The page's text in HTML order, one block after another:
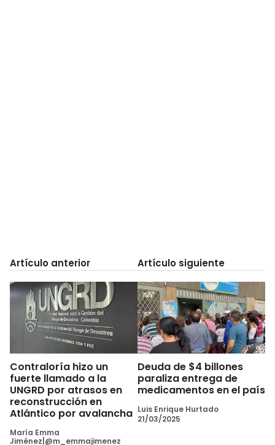
Artículo anterior
Contraloría hizo un
fuerte llamado a la
UNGRD por atrasos en
reconstrucción en
Atlántico por avalancha
María Emma
Jiménez|@m_emmajimenez
Artículo siguiente
Deuda de $4 billones
paraliza entrega de
medicamentos en el país
Luis Enrique Hurtado
21/03/2025